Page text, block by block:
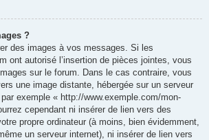
?
des images à vos messages. Si les
ont autorisé l’insertion de pièces jointes, vous
sur le forum. Dans le cas contraire, vous
une image distante, hébergée sur un serveur
exemple « http://www.exemple.com/mon-
cependant ni insérer de lien vers des
propre ordinateur (à moins, bien évidemment,
un serveur internet), ni insérer de lien vers